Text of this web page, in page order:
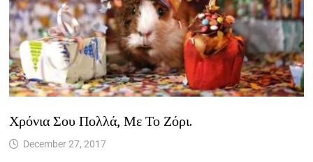
Χρόνια Σου Πολλά, Με Το Ζόρι.
December 27, 2017